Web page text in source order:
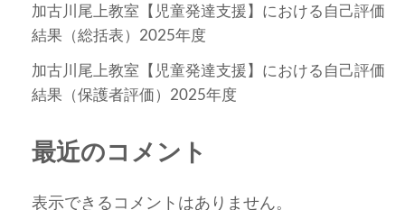
加古川尾上教室【児童発達支援】における自己評価
結果（総括表）2025年度
加古川尾上教室【児童発達支援】における自己評価
結果（保護者評価）2025年度
最近のコメント
表示できるコメントはありません。